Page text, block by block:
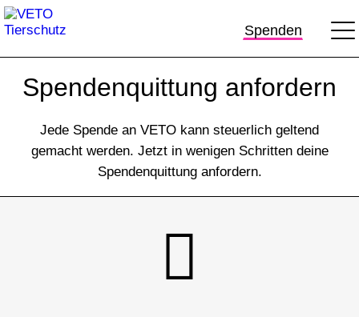
Spenden
Spendenquittung anfordern
Jede Spende an VETO kann steuerlich geltend
gemacht werden. Jetzt in wenigen Schritten deine
Spendenquittung anfordern.